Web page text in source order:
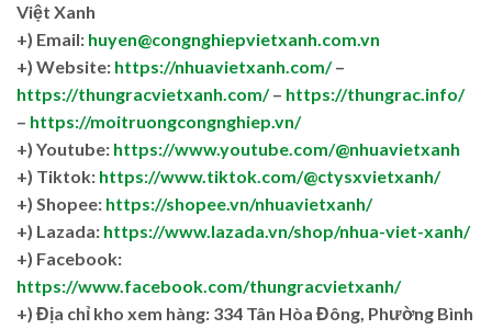
Việt Xanh
+) Email: huyen@congnghiepvietxanh.com.vn
+) Website: https://nhuavietxanh.com/–
https://thungracvietxanh.com/– https://thungrac.info/
– https://moitruongcongnghiep.vn/
+) Youtube: https://www.youtube.com/@nhuavietxanh
+) Tiktok: https://www.tiktok.com/@ctysxvietxanh/
+) Shopee: https://shopee.vn/nhuavietxanh/
+) Lazada: https://www.lazada.vn/shop/nhua-viet-xanh/
+) Facebook:
https://www.facebook.com/thungracvietxanh/
+) Địa chỉ kho xem hàng: 334 Tân Hòa Đông, Phường Bình